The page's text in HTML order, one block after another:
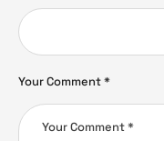
Your Comment *